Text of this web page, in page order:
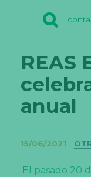
REAS
anual
15/06/2021
El pasado 20